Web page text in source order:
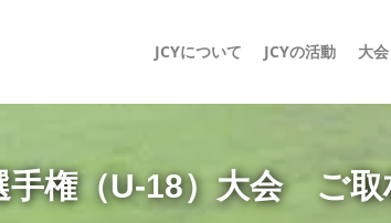
JCYについて JCYの活動 大会
手権（U-18）大会 ご